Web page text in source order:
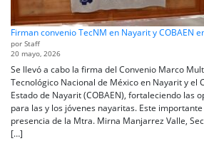
Firman convenio TecNM en Nayarit y COBAEN
por Staff
20 mayo, 2026
Se llevó a cabo la firma del Convenio Marco
Tecnológico Nacional de México en Nayarit y el
Estado de Nayarit (COBAEN), fortaleciendo las
para las y los jóvenes nayaritas. Este
presencia de la Mtra. Mirna Manjarrez Valle,
[…]